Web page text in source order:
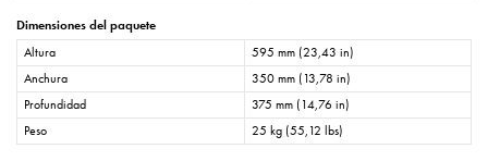
Dimensiones del paquete
Altura
595 mm (23,43 in)
Anchura
350 mm (13,78 in)
Profundidad
375 mm (14,76 in)
Peso
25 kg (55,12 lbs)